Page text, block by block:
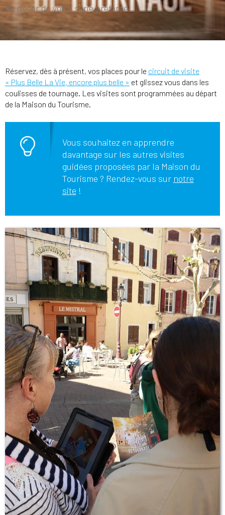
du décor de votre série préférée.
Réservez, dès à présent, vos places pour le circuit de visite
« Plus Belle La Vie, encore plus belle » et glissez vous dans les
coulisses de tournage. Les visites sont programmées au départ
de la Maison du Tourisme.
Vous souhaitez en apprendre
davantage sur les autres visites
guidées proposées par la Maison du
Tourisme ? Rendez-vous sur notre
site !